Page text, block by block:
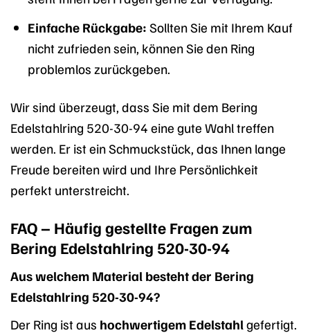
Einfache Rückgabe: Sollten Sie mit Ihrem Kauf
nicht zufrieden sein, können Sie den Ring
problemlos zurückgeben.
Wir sind überzeugt, dass Sie mit dem Bering
Edelstahlring 520-30-94 eine gute Wahl treffen
werden. Er ist ein Schmuckstück, das Ihnen lange
Freude bereiten wird und Ihre Persönlichkeit
perfekt unterstreicht.
FAQ – Häufig gestellte Fragen zum
Bering Edelstahlring 520-30-94
Aus welchem Material besteht der Bering
Edelstahlring 520-30-94?
Der Ring ist aus hochwertigem Edelstahl gefertigt.